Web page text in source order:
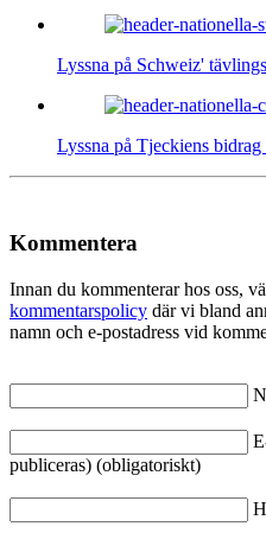
Lyssna på Schweiz'
Lyssna på Tjeckiens
Kommentera
Innan du kommenterar hos oss,
kommentarspolicy där vi bland
namn och e-postadress vid
publiceras) (obligatoriskt)